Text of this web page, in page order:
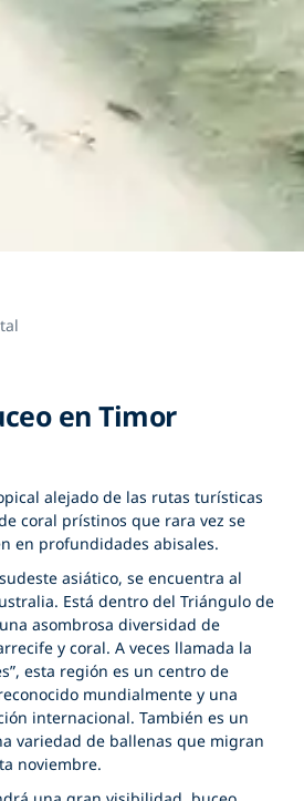
en Timor
alejado de las rutas turísticas
coral prístinos que rara vez se
en profundidades abisales.
asiático, se encuentra al
Está dentro del Triángulo de
asombrosa diversidad de
y coral. A veces llamada la
esta región es un centro de
mundialmente y una
internacional. También es un
variedad de ballenas que migran
noviembre.